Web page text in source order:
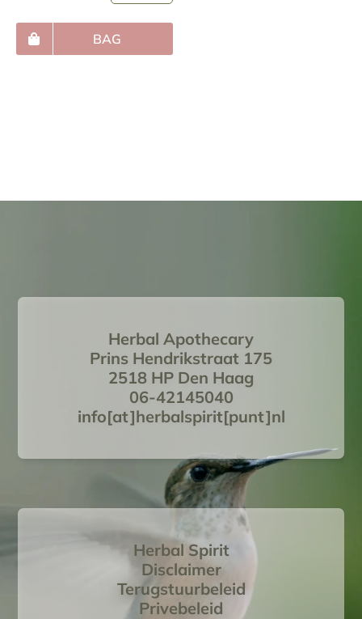
BAG
Herbal Apothecary
Prins Hendrikstraat 175
2518 HP Den Haag
06-42145040
info[at]herbalspirit[punt]nl
Herbal Spirit
Disclaimer
Terugstuurbeleid
Privebeleid